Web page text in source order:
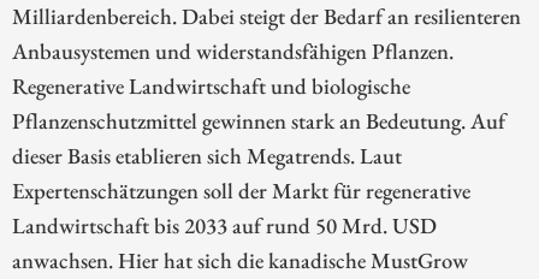
Milliardenbereich. Dabei steigt der Bedarf an resilienteren
Anbausystemen und widerstandsfähigen Pflanzen.
Regenerative Landwirtschaft und biologische
Pflanzenschutzmittel gewinnen stark an Bedeutung. Auf
dieser Basis etablieren sich Megatrends. Laut
Expertenschätzungen soll der Markt für regenerative
Landwirtschaft bis 2033 auf rund 50 Mrd. USD
anwachsen. Hier hat sich die kanadische MustGrow